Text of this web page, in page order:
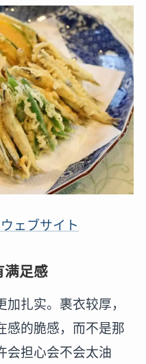
ェブサイト
满足感
扎实。裹衣较厚，
感的脆感，而不是那
会担心会不会太油